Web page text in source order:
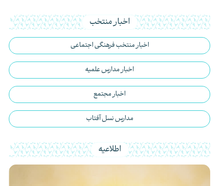
اخبار منتخب
اخبار منتخب فرهنگی اجتماعی
اخبار مدارس علمیه
اخبار مجتمع
مدارس نسل آفتاب
اطلاعیه